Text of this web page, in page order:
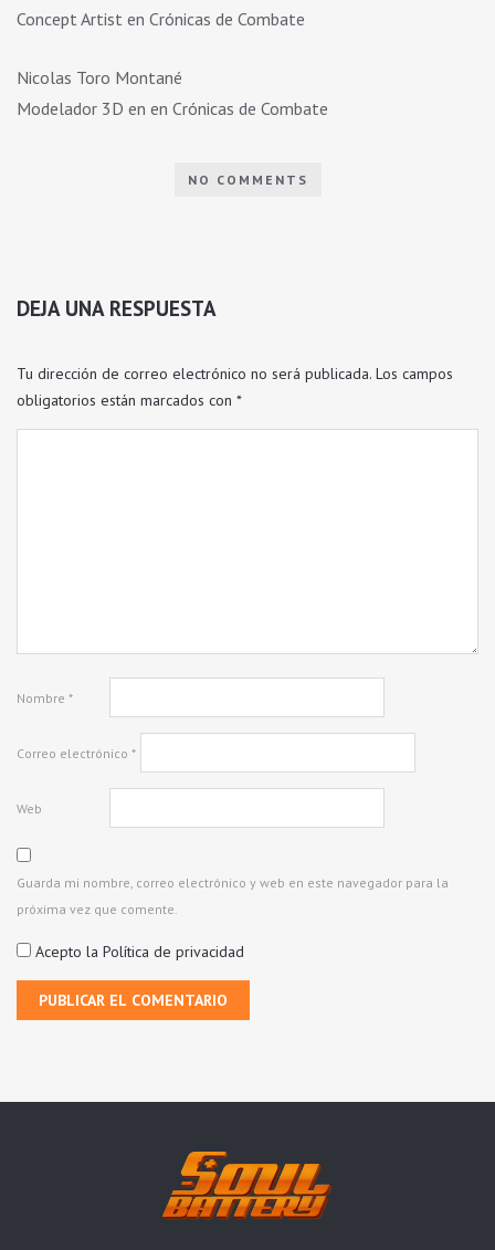
Concept Artist en Crónicas de Combate
Nicolas Toro Montané
Modelador 3D en en Crónicas de Combate
NO COMMENTS
DEJA UNA RESPUESTA
Tu dirección de correo electrónico no será publicada. Los campos
obligatorios están marcados con *
Nombre *
Correo electrónico *
Web
Guarda mi nombre, correo electrónico y web en este navegador para la
próxima vez que comente.
Acepto la Política de privacidad